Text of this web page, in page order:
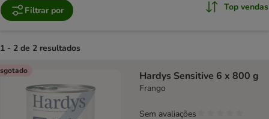
Filtrar por Top vendas
1 - 2 de 2 resultados
product items have been changed
Hardys Sensitive 6 x 800 g
Frango
Sem avaliações